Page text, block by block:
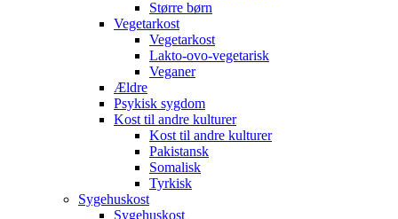
Større børn
Vegetarkost
Vegetarkost
Lakto-ovo-vegetarisk
Veganer
Ældre
Psykisk sygdom
Kost til andre kulturer
Kost til andre kulturer
Pakistansk
Somalisk
Tyrkisk
Sygehuskost
Sygehuskost